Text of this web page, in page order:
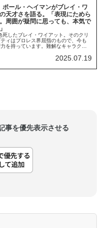
ポール・ヘイマンがブレイ・ワ
天才さを語る。「表現にためら
周囲が疑問に思っても、本気で
死したブレイ・ワイアット。そのクリ
ィはプロレス界屈指のもので、今も
を持っています。難解なキャラクタ
非常にユニークな存在だったことに異
というジャンルの中で披露した。そ
2025.07.19
事を優先表示させる